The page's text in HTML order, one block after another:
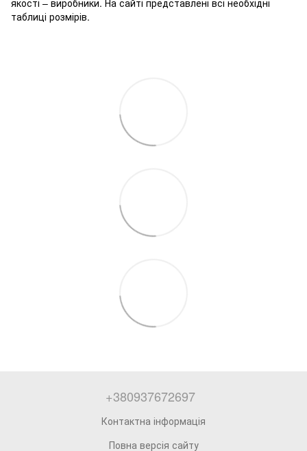
таблиці розмірів.
+380937672697
Контактна інформація
Повна версія сайту